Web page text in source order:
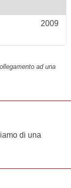
2009
ad una
di una